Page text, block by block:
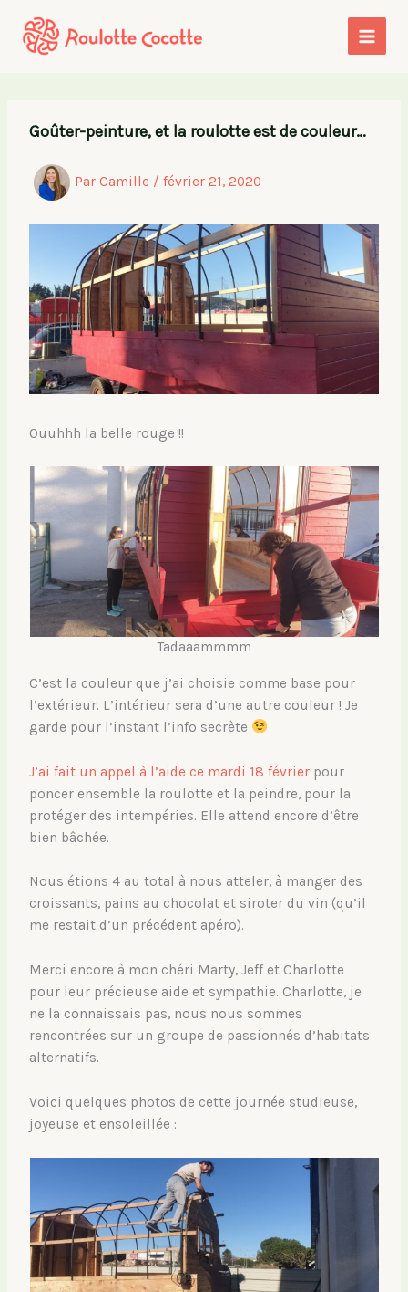
contenu
Goûter-peinture, et la roulotte est de couleur…
ParCamille /février 21, 2020
Ouuhhh la belle rouge !!
Tadaaammmm
C’est la couleur que j’ai choisie comme base pour
l’extérieur. L’intérieur sera d’une autre couleur ! Je
garde pour l’instant l’info secrète
J’ai fait un appel à l’aide ce mardi 18 février pour
poncer ensemble la roulotte et la peindre, pour la
protéger des intempéries. Elle attend encore d’être
bien bâchée.
Nous étions 4 au total à nous atteler, à manger des
croissants, pains au chocolat et siroter du vin (qu’il
me restait d’un précédent apéro).
Merci encore à mon chéri Marty, Jeff et Charlotte
pour leur précieuse aide et sympathie. Charlotte, je
ne la connaissais pas, nous nous sommes
rencontrées sur un groupe de passionnés d’habitats
alternatifs.
Voici quelques photos de cette journée studieuse,
joyeuse et ensoleillée :